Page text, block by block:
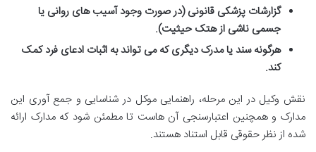
گزارشات پزشکی قانونی (در صورت وجود آسیب های روانی یا
جسمی ناشی از هتک حیثیت).
هرگونه سند یا مدرک دیگری که می تواند به اثبات ادعای فرد کمک
کند.
نقش وکیل در این مرحله، راهنمایی موکل در شناسایی و جمع آوری این
مدارک و همچنین اعتبارسنجی آن هاست تا مطمئن شود که مدارک ارائه
شده از نظر حقوقی قابل استناد هستند.